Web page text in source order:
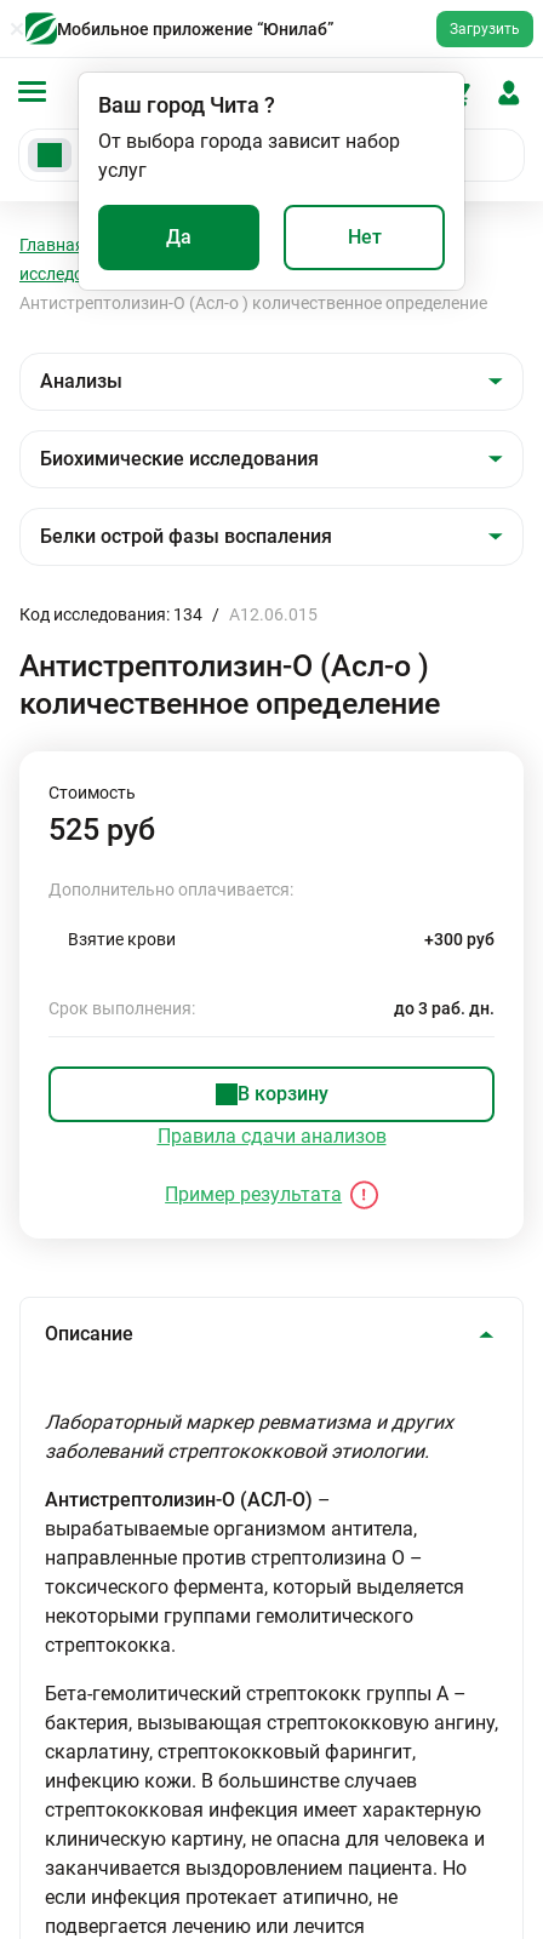
Мобильное приложение “Юнилаб” Загрузить
Ваш город Чита ?
От выбора города зависит набор
услуг
Да Нет
Главная Анализы
Биохимические
исследования
Белки острой фазы воспаления
Антистрептолизин-О (Асл-о ) количественное определение
Код исследования: 134 / A12.06.015
Антистрептолизин-О (Асл-о )
количественное определение
Стоимость
525 руб
Дополнительно оплачивается:
Взятие крови +300 руб
Срок выполнения: до 3 раб. дн.
В корзину
Правила сдачи анализов
Пример результата
Описание
Лабораторный маркер ревматизма и других
заболеваний стрептококковой этиологии.
Антистрептолизин-О (АСЛ-О) –
вырабатываемые организмом антитела,
направленные против стрептолизина О –
токсического фермента, который выделяется
некоторыми группами гемолитического
стрептококка.
Бета-гемолитический стрептококк группы А –
бактерия, вызывающая стрептококковую ангину,
скарлатину, стрептококковый фарингит,
инфекцию кожи. В большинстве случаев
стрептококковая инфекция имеет характерную
клиническую картину, не опасна для человека и
заканчивается выздоровлением пациента. Но
если инфекция протекает атипично, не
подвергается лечению или лечится